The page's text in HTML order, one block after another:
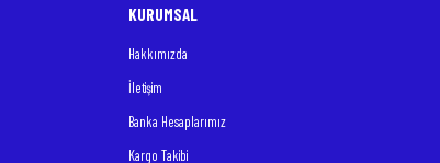
KURUMSAL
Hakkımızda
İletişim
Banka Hesaplarımız
Kargo Takibi